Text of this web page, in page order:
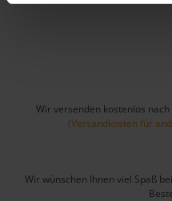
Wir versenden kostenlos
(Versandkosten für
Wir wünschen Ihnen viel Spaß